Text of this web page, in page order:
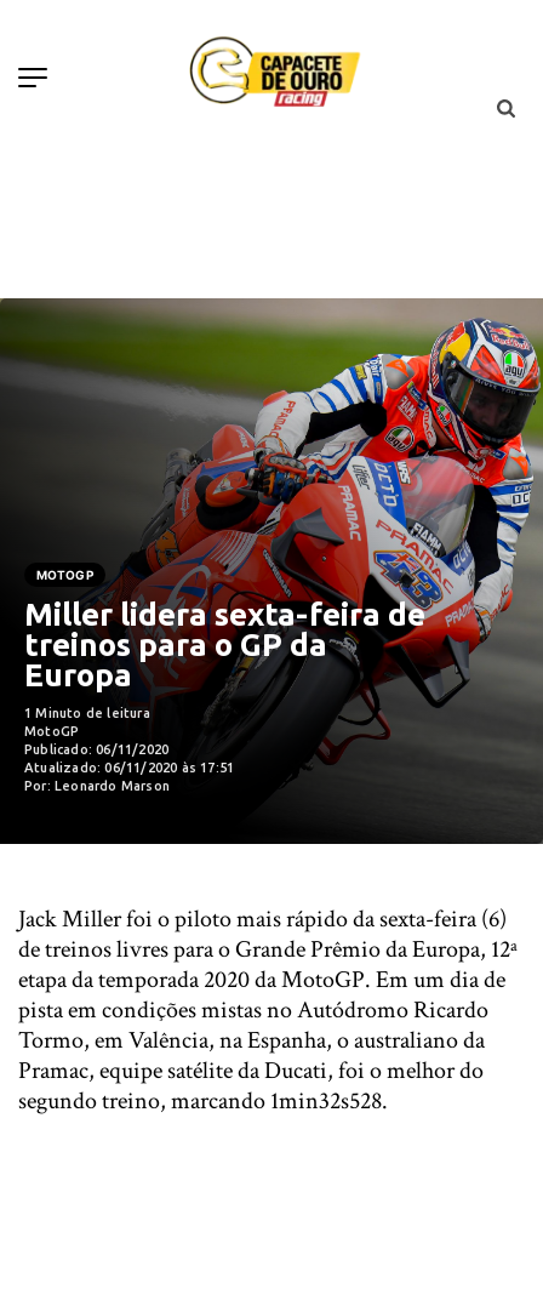
MOTOGP
Miller lidera sexta-feira de
treinos para o GP da
Europa
1 Minuto de leitura
MotoGP
Publicado: 06/11/2020
Atualizado: 06/11/2020 às 17:51
Por: Leonardo Marson
Jack Miller foi o piloto mais rápido da sexta-feira (6)
de treinos livres para o Grande Prêmio da Europa, 12ª
etapa da temporada 2020 da MotoGP. Em um dia de
pista em condições mistas no Autódromo Ricardo
Tormo, em Valência, na Espanha, o australiano da
Pramac, equipe satélite da Ducati, foi o melhor do
segundo treino, marcando 1min32s528.